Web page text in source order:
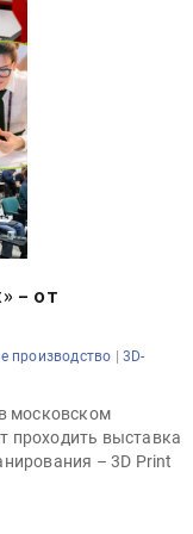
– от
производство |3D-
московском
проходить выставка
– 3D Print